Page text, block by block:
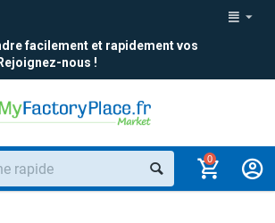
facilement et rapidement vos
nous !
0